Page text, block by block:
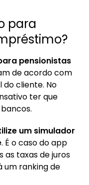
para
pensionistas
de acordo com
do cliente. No
ter que
um simulador
. É o caso do app
as taxas de juros
um ranking de